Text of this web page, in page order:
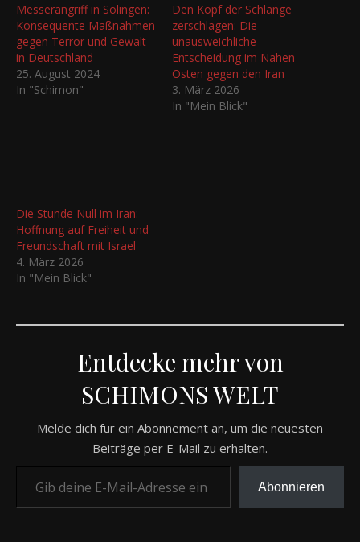
Messerangriff in Solingen:
Konsequente Maßnahmen
gegen Terror und Gewalt
in Deutschland
25. August 2024
In "Schimon"
Den Kopf der Schlange
zerschlagen: Die
unausweichliche
Entscheidung im Nahen
Osten gegen den Iran
3. März 2026
In "Mein Blick"
Die Stunde Null im Iran:
Hoffnung auf Freiheit und
Freundschaft mit Israel
4. März 2026
In "Mein Blick"
Entdecke mehr von
SCHIMONS WELT
Melde dich für ein Abonnement an, um die neuesten
Beiträge per E-Mail zu erhalten.
Abonnieren